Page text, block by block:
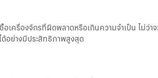
เครื่องจักรที่ผิดพลาดหรือเกินความจำเป็น ไม่ว่า
ด้อย่างมีประสิทธิภาพสูงสุด